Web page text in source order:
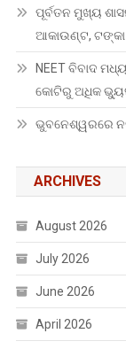
ପୂର୍ବତନ ମୁଖ୍ୟ
ଆକାଉଣ୍ଟ,
NEET ବିବାଦ
କୋଟିରୁ ଅଧିକ
ଭୁବନେଶ୍ୱରରେ
ARCHIVES
August 2026
July 2026
June 2026
April 2026